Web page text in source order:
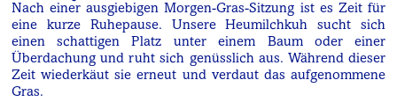
Nach einer ausgiebigen Morgen-Gras-Sitzung ist es Zeit für
eine kurze Ruhepause. Unsere Heumilchkuh sucht sich
einen schattigen Platz unter einem Baum oder einer
Überdachung und ruht sich genüsslich aus. Während dieser
Zeit wiederkäut sie erneut und verdaut das aufgenommene
Gras.